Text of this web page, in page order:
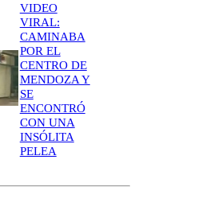
VIDEO
VIRAL:
CAMINABA
POR EL
CENTRO DE
MENDOZA Y
SE
ENCONTRÓ
CON UNA
INSÓLITA
PELEA